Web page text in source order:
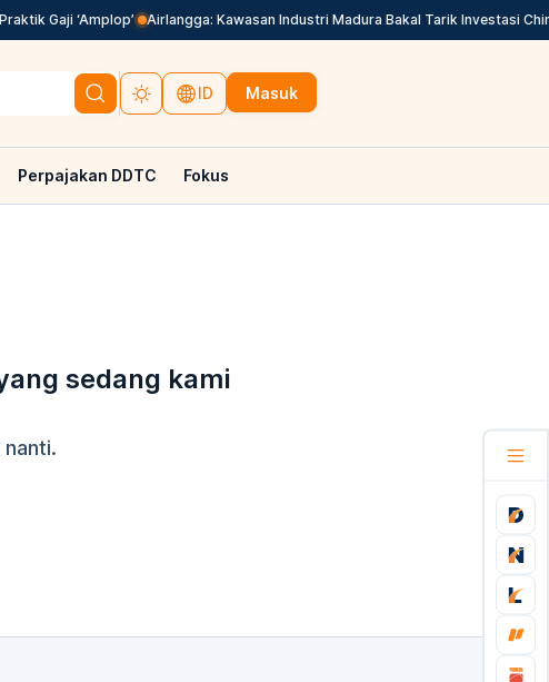
Gaji ‘Amplop’ Airlangga: Kawasan Industri Madura Bakal Tarik Investasi China
ID Masuk
Perpajakan DDTC Fokus
sedang kami